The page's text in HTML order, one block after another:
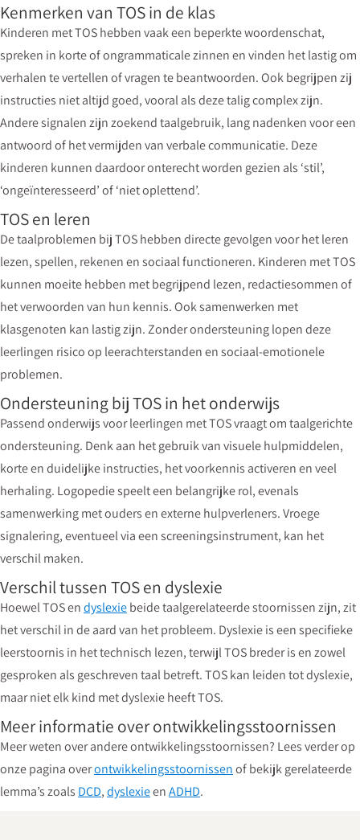
Kenmerken van TOS in de klas
Kinderen met TOS hebben vaak een beperkte woordenschat,
spreken in korte of ongrammaticale zinnen en vinden het lastig om
verhalen te vertellen of vragen te beantwoorden. Ook begrijpen zij
instructies niet altijd goed, vooral als deze talig complex zijn.
Andere signalen zijn zoekend taalgebruik, lang nadenken voor een
antwoord of het vermijden van verbale communicatie. Deze
kinderen kunnen daardoor onterecht worden gezien als ‘stil’,
‘ongeïnteresseerd’ of ‘niet oplettend’.
TOS en leren
De taalproblemen bij TOS hebben directe gevolgen voor het leren
lezen, spellen, rekenen en sociaal functioneren. Kinderen met TOS
kunnen moeite hebben met begrijpend lezen, redactiesommen of
het verwoorden van hun kennis. Ook samenwerken met
klasgenoten kan lastig zijn. Zonder ondersteuning lopen deze
leerlingen risico op leerachterstanden en sociaal-emotionele
problemen.
Ondersteuning bij TOS in het onderwijs
Passend onderwijs voor leerlingen met TOS vraagt om taalgerichte
ondersteuning. Denk aan het gebruik van visuele hulpmiddelen,
korte en duidelijke instructies, het voorkennis activeren en veel
herhaling. Logopedie speelt een belangrijke rol, evenals
samenwerking met ouders en externe hulpverleners. Vroege
signalering, eventueel via een screeningsinstrument, kan het
verschil maken.
Verschil tussen TOS en dyslexie
Hoewel TOS endyslexiebeide taalgerelateerde stoornissen zijn, zit
het verschil in de aard van het probleem. Dyslexie is een specifieke
leerstoornis in het technisch lezen, terwijl TOS breder is en zowel
gesproken als geschreven taal betreft. TOS kan leiden tot dyslexie,
maar niet elk kind met dyslexie heeft TOS.
Meer informatie over ontwikkelingsstoornissen
Meer weten over andere ontwikkelingsstoornissen? Lees verder op
onze pagina overontwikkelingsstoornissenof bekijk gerelateerde
lemma’s zoals DCD,dyslexieenADHD.